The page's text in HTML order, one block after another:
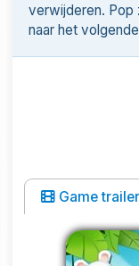
verwijderen. Pop
naar het
Game trailer